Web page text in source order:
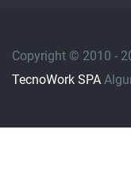
Copyright © 2010 -
TecnoWork SPA